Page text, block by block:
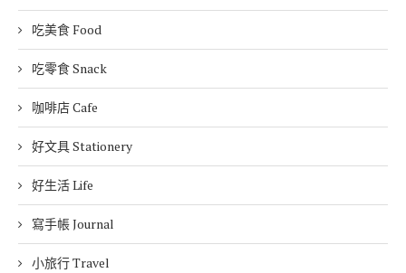
吃美食 Food
吃零食 Snack
咖啡店 Cafe
好文具 Stationery
好生活 Life
寫手帳 Journal
小旅行 Travel